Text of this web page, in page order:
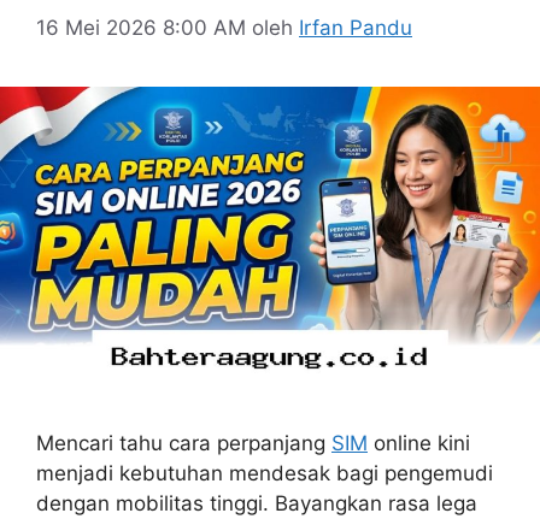
16 Mei 2026 8:00 AM oleh Irfan Pandu
Mencari tahu cara perpanjang SIM online kini
menjadi kebutuhan mendesak bagi pengemudi
dengan mobilitas tinggi. Bayangkan rasa lega